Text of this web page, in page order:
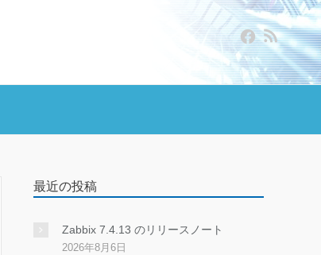
最近の投稿
Zabbix 7.4.13 のリリースノート
2026年8月6日